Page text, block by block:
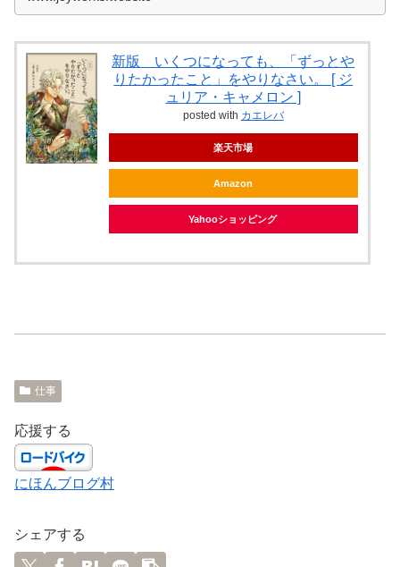
新版 いくつになっても、「ずっとや
りたかったこと」をやりなさい。 [ ジ
ュリア・キャメロン ]
posted with カエレバ
楽天市場
Amazon
Yahooショッピング
仕事
応援する
にほんブログ村
シェアする